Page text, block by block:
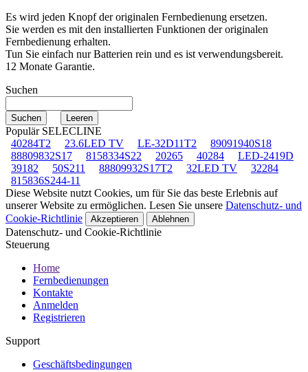
Es wird jeden Knopf der originalen Fernbedienung ersetzen.
Sie werden es mit den installierten Funktionen der originalen
Fernbedienung erhalten.
Tun Sie einfach nur Batterien rein und es ist verwendungsbereit.
12 Monate Garantie.
Suchen
Populär SELECLINE
40284T2
23.6LED TV LE-32D11T2
89091940S18
88809832S17
8158334S22 20265 40284
LED-2419D
39182
50S211 88809932S17T2 32LED TV
32284
815836S244-11
Diese Website nutzt Cookies, um für Sie das beste Erlebnis auf
unserer Website zu ermöglichen. Lesen Sie unsere Datenschutz- und
Cookie-Richtlinie
Akzeptieren Ablehnen
Datenschutz- und Cookie-Richtlinie
Steuerung
Home
Fernbedienungen
Kontakte
Anmelden
Registrieren
Support
Geschäftsbedingungen